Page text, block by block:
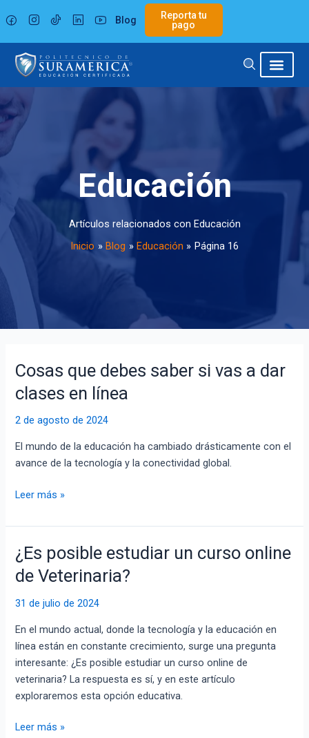
al
contenido
Blog
Reporta tu
pago
Educación
Artículos relacionados con Educación
Inicio
Blog Educación Página 16
Cosas que debes saber si vas a dar
clases en línea
2 de agosto de 2024
El mundo de la educación ha cambiado drásticamente con el
avance de la tecnología y la conectividad global.
Cosas
debes
saber
vas
a
clases
Leer más »
¿Es posible estudiar un curso online
de Veterinaria?
31 de julio de 2024
En el mundo actual, donde la tecnología y la educación en
línea están en constante crecimiento, surge una pregunta
interesante: ¿Es posible estudiar un curso online de
veterinaria? La respuesta es sí, y en este artículo
exploraremos esta opción educativa.
¿Es
posible
estudiar
un
online
de
Veterinaria?
Leer más »
de
entradas